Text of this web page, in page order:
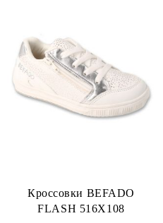
Кроссовки BEFADO
FLASH 516X108